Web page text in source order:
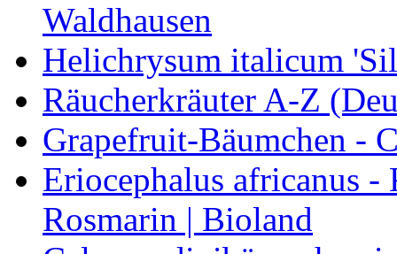
Waldhausen
Helichrysum italicum
Räucherkräuter A-Z
Grapefruit-Bäumchen -
Eriocephalus africanus
Rosmarin | Bioland